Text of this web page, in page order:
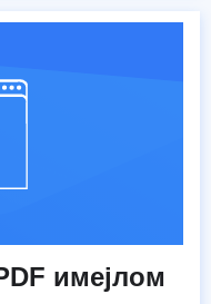
имејлом